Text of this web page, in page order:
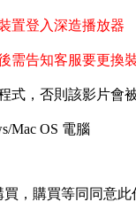
置登入深造播放器
需告知客服要更換
式，否則該影片會
Mac OS 電腦
買，購買等同同意